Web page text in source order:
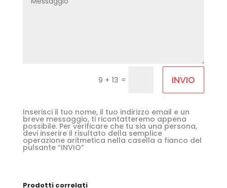
9 + 13 = INVIO
Inserisci il tuo nome, il tuo indirizzo email e un
breve messaggio, ti ricontatteremo appena
possibile. Per verificare che tu sia una persona,
devi inserire il risultato della semplice
operazione aritmetica nella casella a fianco del
pulsante “INVIO”
Prodotti correlati